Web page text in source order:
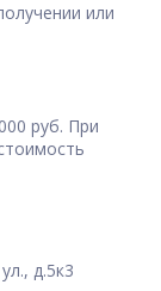
или
руб. При
д.5к3